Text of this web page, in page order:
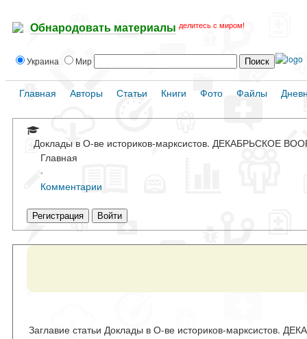
Обнародовать материалы делитесь с миром!
Украина Мир
Главная Авторы Статьи Книги Фото Файлы
Доклады в О-ве историков-марксистов. ДЕКАБРЬСКОЕ
Главная
·
Комментарии
Регистрация Войти
Заглавие статьи Доклады в О-ве историков-